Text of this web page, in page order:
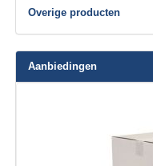
Overige producten
Aanbiedingen